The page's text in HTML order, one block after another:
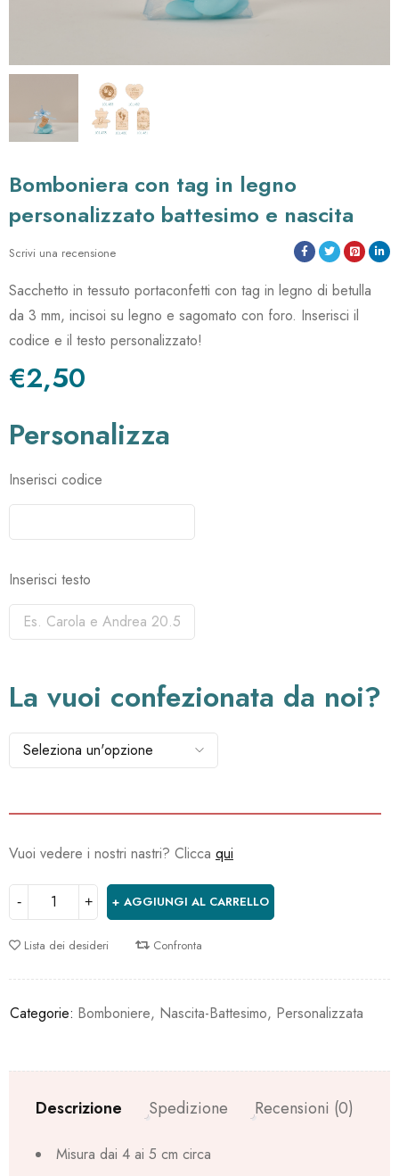
bomboniera con tag in legno
personalizzato battesimo e nascita
Scrivi una recensione
Sacchetto in tessuto portaconfetti con tag in legno di betulla
da 3 mm, incisoi su legno e sagomato con foro. Inserisci il
codice e il testo personalizzato!
€2,50
Personalizza
Inserisci codice
Inserisci testo
La vuoi confezionata da noi?
Vuoi vedere i nostri nastri? Clicca qui
AGGIUNGI AL CARRELLO
Lista dei desideri Confronta
Categorie: Bomboniere, Nascita-Battesimo, Personalizzata
Descrizione Spedizione Recensioni (0)
Misura dai 4 ai 5 cm circa